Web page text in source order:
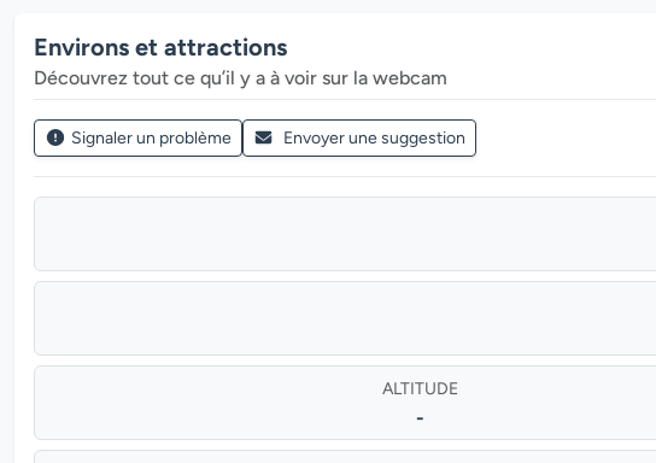
Environs et attractions
Découvrez tout ce qu’il y a à voir sur la webcam
Signaler un problème Envoyer une suggestion
ALTITUDE
-